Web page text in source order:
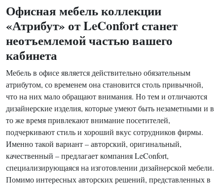
Офисная мебель коллекции
«Атрибут» от LeConfort станет
неотъемлемой частью вашего
кабинета
Мебель в офисе является действительно обязательным
атрибутом, со временем она становится столь привычной,
что на них мало обращают внимания. Но тем и отличаются
дизайнерские изделия, которые умеют быть незаметными и в
то же время привлекают внимание посетителей,
подчеркивают стиль и хороший вкус сотрудников фирмы.
Именно такой вариант – авторский, оригинальный,
качественный – предлагает компания LeConfort,
специализирующаяся на изготовлении дизайнерской мебели.
Помимо интересных авторских решений, представленных в